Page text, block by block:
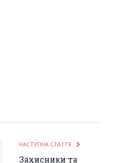
НАСТУПНА СТАТТЯ
Захисники та